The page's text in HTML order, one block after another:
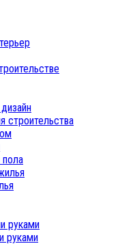
строительства
руками
руками